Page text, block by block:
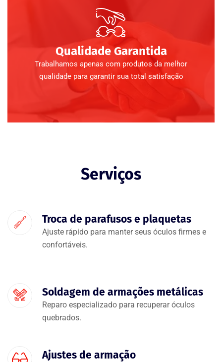
Qualidade Garantida
Trabalhamos apenas com produtos da melhor
qualidade para garantir sua total satisfação
Serviços
Troca de parafusos e plaquetas
Ajuste rápido para manter seus óculos firmes e
confortáveis.
Soldagem de armações metálicas
Reparo especializado para recuperar óculos
quebrados.
Ajustes de armação